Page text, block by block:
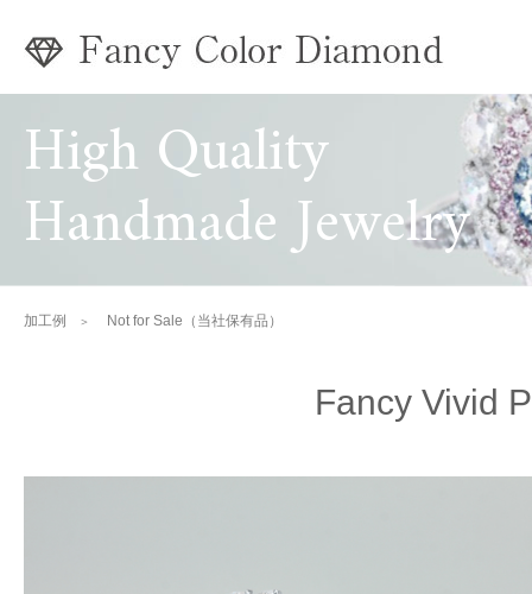
High Quality
Handmade Jewelry
加工例 Not for Sale（当社保有品）
Fancy Vivid